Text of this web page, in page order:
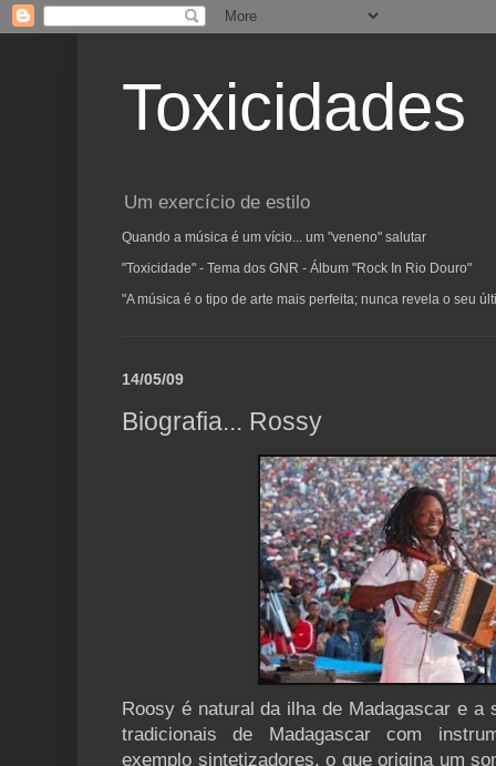
Toxicidades
Um exercício de estilo
Quando a música é um vício... um "veneno" salutar
"Toxicidade" - Tema dos GNR - Álbum "Rock In Rio Douro"
"A música é o tipo de arte mais perfeita; nunca revela o seu
14/05/09
Biografia... Rossy
Roosy é natural da ilha de Madagascar e a
tradicionais de Madagascar com
exemplo sintetizadores, o que origina um